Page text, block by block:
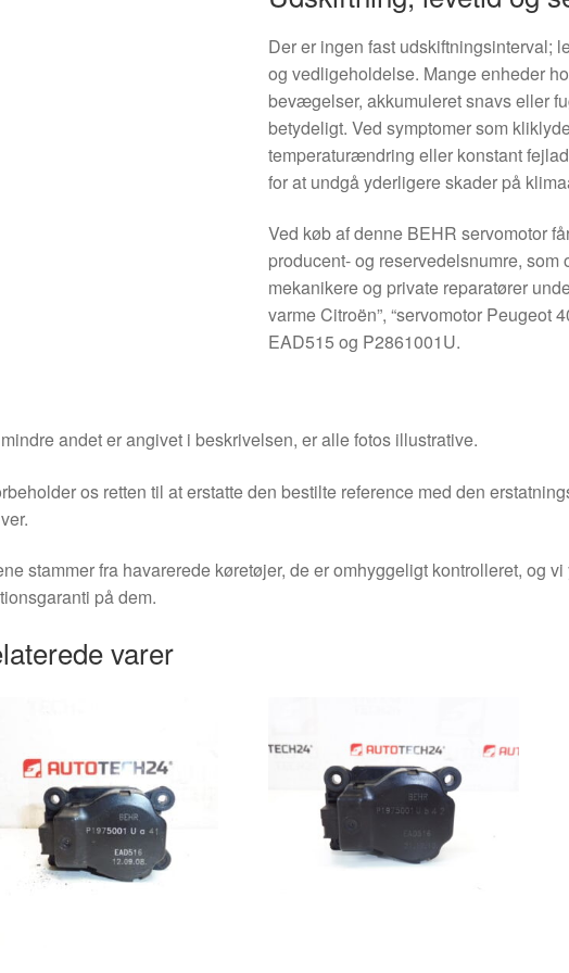
Der er ingen fast udskiftningsinterval;
og vedligeholdelse. Mange enheder
bevægelser, akkumuleret snavs eller
betydeligt. Ved symptomer som
temperaturændring eller konstant
for at undgå yderligere skader på
Ved køb af denne BEHR servomotor
producent- og reservedelsnumre,
mekanikere og private reparatører
varme Citroën”, “servomotor Peugeot
EAD515 og P2861001U.
andet er angivet i beskrivelsen, er alle fotos illustrative.
os retten til at erstatte den bestilte reference med den
stammer fra havarerede køretøjer, de er omhyggeligt kontrolleret, og
på dem.
varer